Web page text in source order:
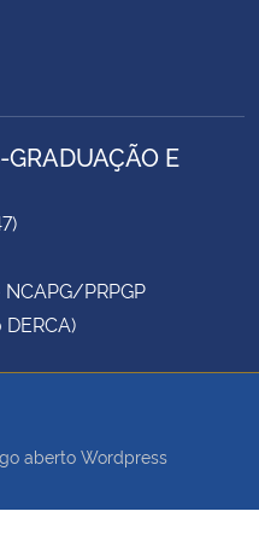
GRADUAÇÃO E
PRPGP
aberto Wordpress